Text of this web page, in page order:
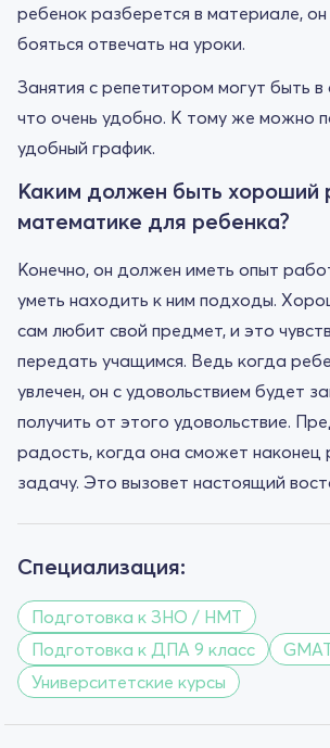
ребенок разберется в материале, он
бояться отвечать на уроки.
Занятия с репетитором могут быть
что очень удобно. К тому же можно
удобный график.
Каким должен быть хороший
математике для ребенка?
Конечно, он должен иметь опыт
уметь находить к ним подходы.
сам любит свой предмет, и это
передать учащимся. Ведь когда
увлечен, он с удовольствием будет
получить от этого удовольствие.
радость, когда она сможет
задачу. Это вызовет настоящий
Специализация:
Подготовка к ЗНО / НМТ
Подготовка к ДПА 9 класс
Университетские курсы